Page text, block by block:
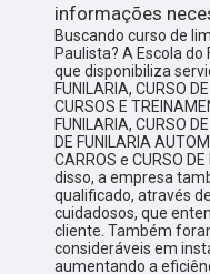
informações
Buscando curso de
Paulista? A Escola do
que disponibiliza
FUNILARIA, CURSO
CURSOS E
FUNILARIA, CURSO
DE FUNILARIA
CARROS e CURSO
disso, a empresa
qualificado, através
cuidadosos, que
cliente. Também
consideráveis em
aumentando a